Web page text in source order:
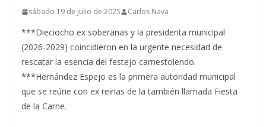
sábado 19 de julio de 2025 Carlos Nava
***Dieciocho ex soberanas y la presidenta municipal
(2026-2029) coincidieron en la urgente necesidad de
rescatar la esencia del festejo carnestolendo.
***Hernández Espejo es la primera autoridad municipal
que se reúne con ex reinas de la también llamada Fiesta
de la Carne.